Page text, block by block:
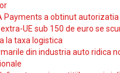
Payments a obtinut
UE sub 150 de euro se
la taxa logistica
din industria auto ridica